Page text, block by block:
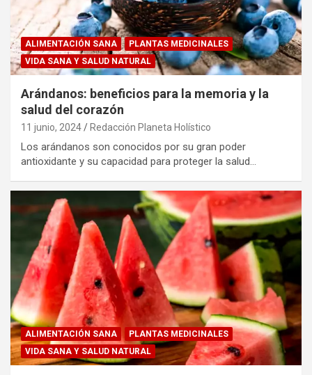
ALIMENTACIÓN SANA
PLANTAS MEDICINALES
VIDA SANA Y SALUD NATURAL
Arándanos: beneficios para la memoria y la
salud del corazón
11 junio, 2024 Redacción Planeta Holístico
Los arándanos son conocidos por su gran poder
antioxidante y su capacidad para proteger la salud…
ALIMENTACIÓN SANA
PLANTAS MEDICINALES
VIDA SANA Y SALUD NATURAL